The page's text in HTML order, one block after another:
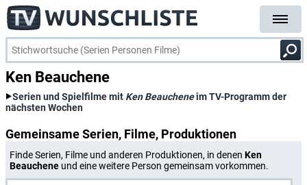
Ken Beauchene
Serien und Spielfilme mit Ken Beaucheneim TV-Programm der
nächsten Wochen
Gemeinsame Serien, Filme, Produktionen
Finde Serien, Filme und anderen Produktionen, in denen Ken
Beauchene und eine weitere Person gemeinsam vorkommen.